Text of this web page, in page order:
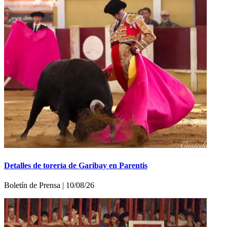
Detalles de torería de Garibay en Parentis
Boletí­n de Prensa | 10/08/26